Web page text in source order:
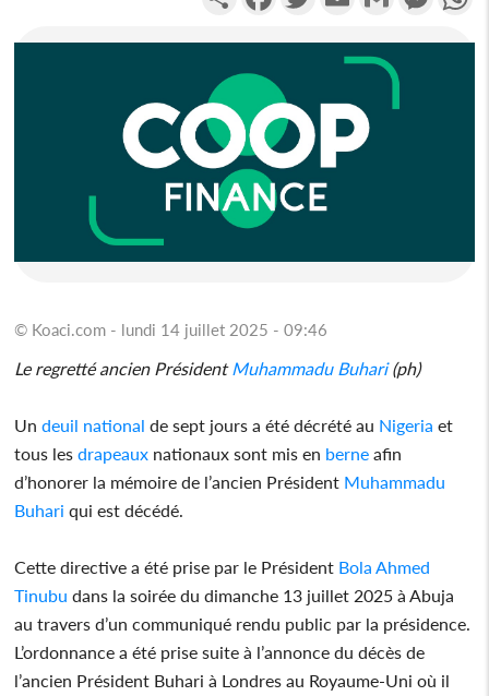
© Koaci.com - lundi 14 juillet 2025 - 09:46
Le regretté ancien PrésidentMuhammadu Buhari(ph)
Un deuil national de sept jours a été décrété au Nigeria et
tous les drapeaux nationaux sont mis en berne afin
d’honorer la mémoire de l’ancien Président Muhammadu
Buhari qui est décédé.
Cette directive a été prise par le Président Bola Ahmed
Tinubu dans la soirée du dimanche 13 juillet 2025 à Abuja
au travers d’un communiqué rendu public par la présidence.
L’ordonnance a été prise suite à l’annonce du décès de
l’ancien Président Buhari à Londres au Royaume-Uni où il